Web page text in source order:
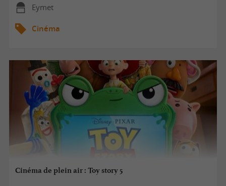
Eymet
Cinéma
Cinéma de plein air : Toy story 5